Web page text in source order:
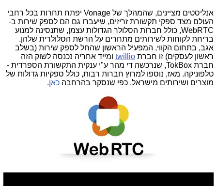
אנליסטים מציינים, שהמהלך של Vonage יפתח תחרות בכל רחבי
העולם מצד ספקי תקשורת זריזים, שיעברו גם הם לספק שירות ב-
WebRTC, כולל חברות הסלולר הגדולות עצמן, שתנסינה למנוע
בריחת לקוחות לשירותים מתחרים על הרשת הסלולרית שלהן.
אגב, בתחום הקווי, המפעיל הראשון שהחל לספק שירות (בשלב
ראשון לעסקים) זו חברת twillio ומייד אחריה נכנסה לשוק הזה
חברת TokBox, שנרכשה די מהר ע"י ענקית התקשורת הספרדית -
טלפוניקה. מאז, נוספו למרוץ חברות רבות, כולל ספקיות גדולות של
מוצרים ושירותים מישראל, כפי שנסקר בהרחבה כאן.